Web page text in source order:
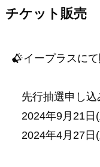
チケット販売
イープラスに
先行抽選申し込
2024年9月21日
2024年4月27日